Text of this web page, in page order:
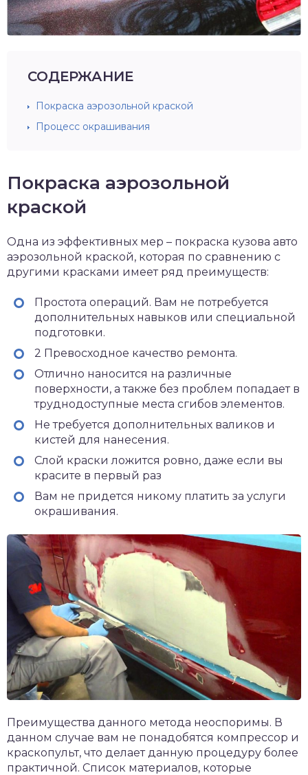
СОДЕРЖАНИЕ
Покраска аэрозольной краской
Процесс окрашивания
Покраска аэрозольной
краской
Одна из эффективных мер – покраска кузова авто
аэрозольной краской, которая по сравнению с
другими красками имеет ряд преимуществ:
Простота операций. Вам не потребуется
дополнительных навыков или специальной
подготовки.
2 Превосходное качество ремонта.
Отлично наносится на различные
поверхности, а также без проблем попадает в
труднодоступные места сгибов элементов.
Не требуется дополнительных валиков и
кистей для нанесения.
Слой краски ложится ровно, даже если вы
красите в первый раз
Вам не придется никому платить за услуги
окрашивания.
Преимущества данного метода неоспоримы. В
данном случае вам не понадобятся компрессор и
краскопульт, что делает данную процедуру более
практичной. Список материалов, которые